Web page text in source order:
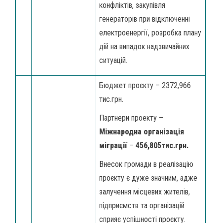
конфліктів, закупівля
генераторів при відключенні
електроенергії, розробка плану
дій на випадок надзвичайних
ситуацій.
Бюджет проєкту – 2372,966
тис.грн.
Партнери проекту –
Міжнародна організація
міграції– 456,805тис.грн.
Внесок громади в реалізацію
проєкту є дуже значним, адже
залучення місцевих жителів,
підприємств та організацій
сприяє успішності проєкту.